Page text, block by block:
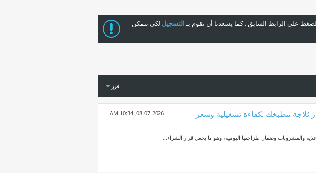
على الرابط السابق , كما يسعدنا أن تقوم بـالتسجيل لكي تتمكن
فرز
08-07-2026,
10:34 AM
2026: كيف تختار ثلاجة مطبخك بكفاءة تشغيلية وسعر
والمشروبات وضمان طزاجتها اليومية، وهو ما يجعل قرار الشراء...